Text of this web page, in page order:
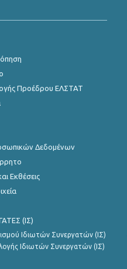
2024
2024
2024
2024
2024
2024
2023
2023
2023
2023
Προέδρου ΕΛΣΤΑΤ
Δεδομένων
Εκθέσεις
(ΙΣ)
Ιδιωτών Συνεργατών (ΙΣ)
Ιδιωτών Συνεργατών (ΙΣ)